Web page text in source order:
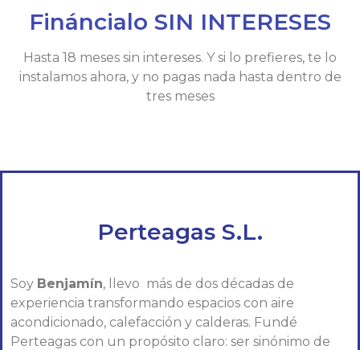
Fináncialo SIN INTERESES
Hasta 18 meses sin intereses. Y si lo prefieres, te lo
instalamos ahora, y no pagas nada hasta dentro de
tres meses
Perteagas S.L.
Soy Benjamín, llevo más de dos décadas de
experiencia transformando espacios con aire
acondicionado, calefacción y calderas. Fundé
Perteagas con un propósito claro: ser sinónimo de